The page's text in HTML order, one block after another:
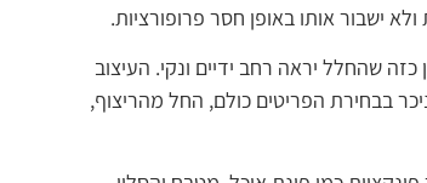
ישבור אותו באופן חסר פרופורציות.
שהחלל יראה רחב ידיים ונקי. העיצוב
בבחירת הפריטים כולם, החל מהריצוף,